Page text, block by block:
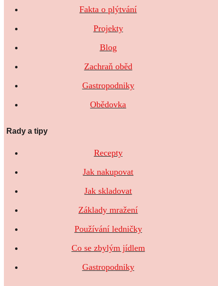
Fakta o plýtvání
Projekty
Blog
Zachraň oběd
Gastropodniky
Obědovka
Rady a tipy
Recepty
Jak nakupovat
Jak skladovat
Základy mražení
Používání ledničky
Co se zbylým jídlem
Gastropodniky